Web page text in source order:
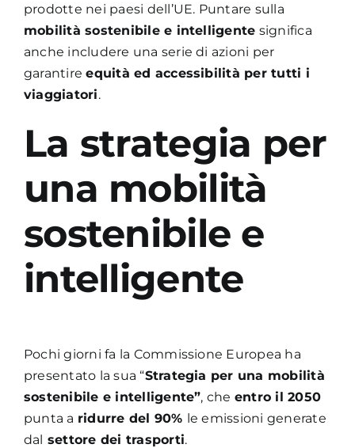
prodotte nei paesi dell’UE. Puntare sulla
mobilità sostenibile e intelligente significa
anche includere una serie di azioni per
garantireequità ed accessibilità per tutti i
viaggiatori.
La strategia per
una mobilità
sostenibile e
intelligente
Pochi giorni fa la Commissione Europea ha
presentato la sua “Strategia per una mobilità
sostenibile e intelligente”, che entro il 2050
punta a ridurre del 90% le emissioni generate
dal settore dei trasporti.